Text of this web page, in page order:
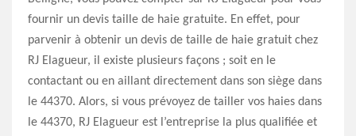
fournir un devis taille de haie gratuite. En effet, pour
parvenir à obtenir un devis de taille de haie gratuit chez
RJ Elagueur, il existe plusieurs façons ; soit en le
contactant ou en aillant directement dans son siège dans
le 44370. Alors, si vous prévoyez de tailler vos haies dans
le 44370, RJ Elagueur est l’entreprise la plus qualifiée et